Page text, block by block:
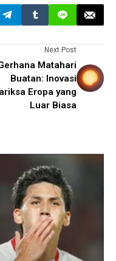
Next Post
Matahari
Buatan: Inovasi
Eropa yang
Luar Biasa